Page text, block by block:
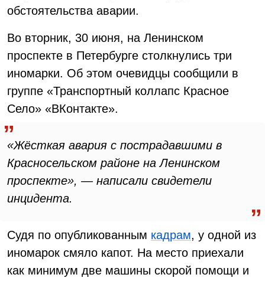
обстоятельства аварии.
Во вторник, 30 июня, на Ленинском
проспекте в Петербурге столкнулись три
иномарки. Об этом очевидцы сообщили в
группе «Транспортный коллапс Красное
Село» «ВКонтакте».
«Жёсткая авария с пострадавшими в
Красносельском районе на Ленинском
проспекте», — написали свидетели
инцидента.
Судя по опубликованным кадрам, у одной из
иномарок смяло капот. На место приехали
как минимум две машины скорой помощи и